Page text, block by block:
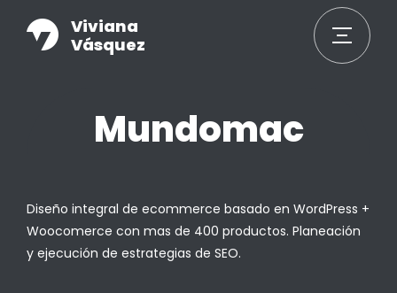
Viviana
Vásquez
Mundomac
Diseño integral de ecommerce basado en WordPress +
Woocomerce con mas de 400 productos. Planeación
y ejecución de estrategias de SEO.